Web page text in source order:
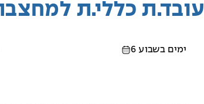
עובד.ת כללי.ת
6 ימים בשבוע